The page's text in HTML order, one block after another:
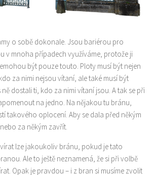
o sobě dokonale. Jsou bariérou pro
v mnoha případech využíváme, protože ji
být pouze touto. Ploty musí být nejen
za nimi nejsou vítaní, ale také musí být
dostali ti, kdo za nimi vítaní jsou. A tak se při
na jedno. Na nějakou tu bránu,
takového oplocení. Aby se dala před někým
za někým zavřít.
lze jakoukoliv bránu, pokud je tato
Ale to ještě neznamená, že si při volbě
Opak je pravdou – i z bran si musíme zvolit